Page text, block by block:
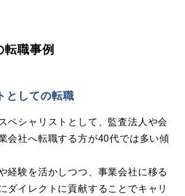
職事例
としての転職
ペシャリストとして、監査法人や会
会社へ転職する方が40代では多い傾
経験を活かしつつ、事業会社に移る
ダイレクトに貢献することでキャリ